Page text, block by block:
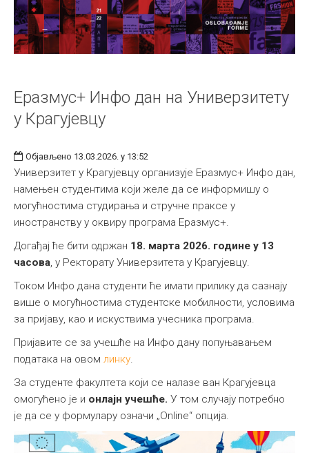
Еразмус+ Инфо дан на Универзитету
у Крагујевцу
Објављено 13.03.2026. у 13:52
Универзитет у Крагујевцу организује Еразмус+ Инфо дан,
намењен студентима који желе да се информишу о
могућностима студирања и стручне праксе у
иностранству у оквиру програма Еразмус+.
Догађај ће бити одржан 18. марта 2026. године у 13
часова, у Ректорату Универзитета у Крагујевцу.
Током Инфо дана студенти ће имати прилику да сазнају
више о могућностима студентске мобилности, условима
за пријаву, као и искуствима учесника програма.
Пријавите се за учешће на Инфо дану попуњавањем
података на овом линку.
За студенте факултета који се налазе ван Крагујевца
омогућено је и онлајн учешће. У том случају потребно
је да се у формулару означи „Online“ опција.